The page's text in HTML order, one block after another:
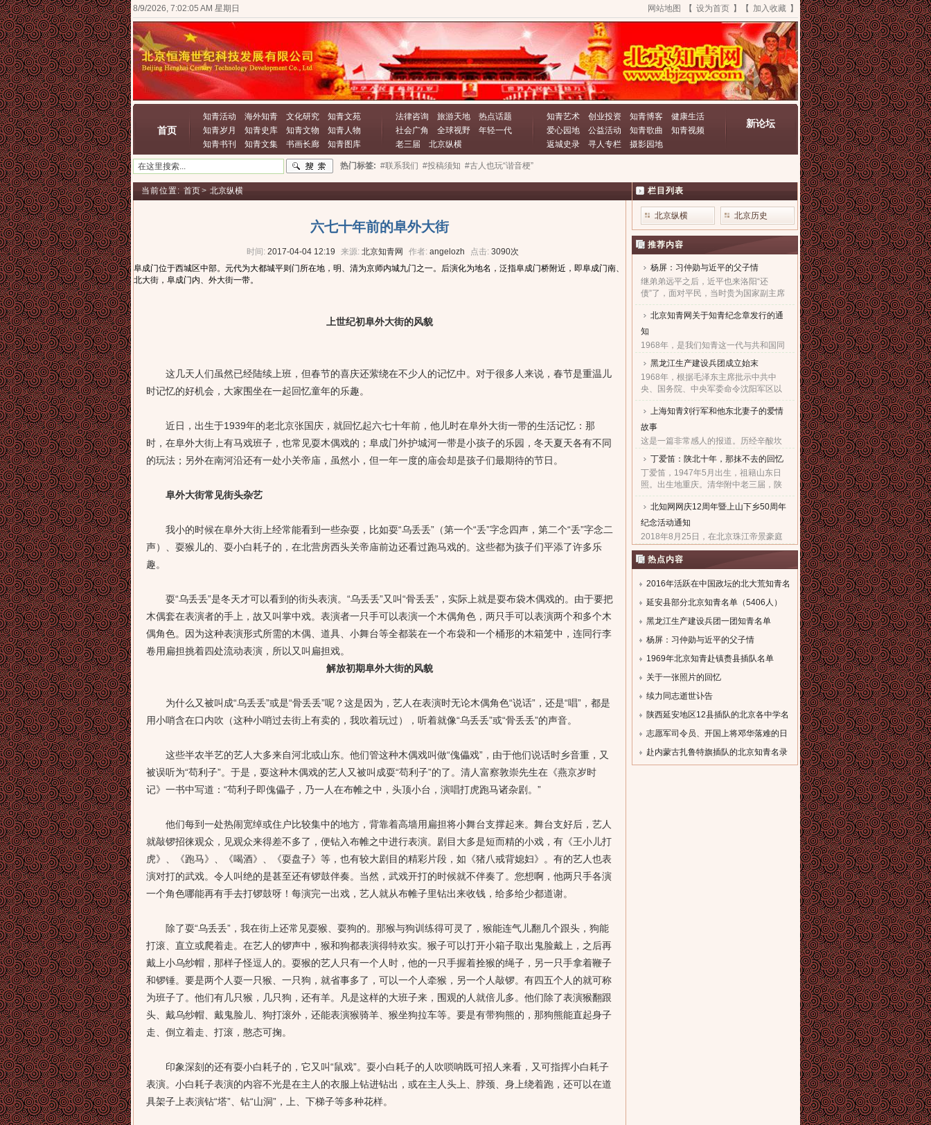
8/9/2026, 7:02:06 AM 星期日 网站地图 【 设为首页 】【 加入收藏 】
首页
知青活动 海外知青 文化研究
知青文苑
知青岁月
知青史库 知青文物
知青人物
知青书刊
知青文集 书画长廊 知青图库
法律咨询 旅游天地
热点话题
社会广角
全球视野
年轻一代
老三届
北京纵横
知青艺术 创业投资 知青博客
健康生活
爱心园地
公益活动 知青歌曲
知青视频
返城史录
寻人专栏 摄影园地
新论坛
热门标签: #联系我们 #投稿须知 #古人也玩“谐音梗”
当前位置: 首页> 北京纵横
六七十年前的阜外大街
时间: 2017-04-04 12:19 来源: 北京知青网 作者: angelozh 点击: 3090次
阜成门位于西城区中部。元代为大都城平则门所在地，明、清为京师内城九门之一。后演化为地名，泛指阜成门桥附近，即阜成门南、
北大街，阜成门内、外大街一带。
上世纪初阜外大街的风貌
这几天人们虽然已经陆续上班，但春节的喜庆还萦绕在不少人的记忆中。对于很多人来说，春节是重温儿
时记忆的好机会，大家围坐在一起回忆童年的乐趣。
近日，出生于1939年的老北京张国庆，就回忆起六七十年前，他儿时在阜外大街一带的生活记忆：那
时，在阜外大街上有马戏班子，也常见耍木偶戏的；阜成门外护城河一带是小孩子的乐园，冬天夏天各有不同
的玩法；另外在南河沿还有一处小关帝庙，虽然小，但一年一度的庙会却是孩子们最期待的节日。
阜外大街常见街头杂艺
我小的时候在阜外大街上经常能看到一些杂耍，比如耍“乌丢丢”（第一个“丢”字念四声，第二个“丢”字念二
声）、耍猴儿的、耍小白耗子的，在北营房西头关帝庙前边还看过跑马戏的。这些都为孩子们平添了许多乐
趣。
耍“乌丢丢”是冬天才可以看到的街头表演。“乌丢丢”又叫“骨丢丢”，实际上就是耍布袋木偶戏的。由于要把
木偶套在表演者的手上，故又叫掌中戏。表演者一只手可以表演一个木偶角色，两只手可以表演两个和多个木
偶角色。因为这种表演形式所需的木偶、道具、小舞台等全都装在一个布袋和一个桶形的木箱笼中，连同行李
卷用扁担挑着四处流动表演，所以又叫扁担戏。
解放初期阜外大街的风貌
为什么又被叫成“乌丢丢”或是“骨丢丢”呢？这是因为，艺人在表演时无论木偶角色“说话”，还是“唱”，都是
用小哨含在口内吹（这种小哨过去街上有卖的，我吹着玩过），听着就像“乌丢丢”或“骨丢丢”的声音。
这些半农半艺的艺人大多来自河北或山东。他们管这种木偶戏叫做“傀儡戏”，由于他们说话时乡音重，又
被误听为“苟利子”。于是，耍这种木偶戏的艺人又被叫成耍“苟利子”的了。清人富察敦崇先生在《燕京岁时
记》一书中写道：“苟利子即傀儡子，乃一人在布帷之中，头顶小台，演唱打虎跑马诸杂剧。”
他们每到一处热闹宽绰或住户比较集中的地方，背靠着高墙用扁担将小舞台支撑起来。舞台支好后，艺人
就敲锣招徕观众，见观众来得差不多了，便钻入布帷之中进行表演。剧目大多是短而精的小戏，有《王小儿打
虎》、《跑马》、《喝酒》、《耍盘子》等，也有较大剧目的精彩片段，如《猪八戒背媳妇》。有的艺人也表
演对打的武戏。令人叫绝的是甚至还有锣鼓伴奏。当然，武戏开打的时候就不伴奏了。您想啊，他两只手各演
一个角色哪能再有手去打锣鼓呀！每演完一出戏，艺人就从布帷子里钻出来收钱，给多给少都道谢。
除了耍“乌丢丢”，我在街上还常见耍猴、耍狗的。那猴与狗训练得可灵了，猴能连气儿翻几个跟头，狗能
打滚、直立或爬着走。在艺人的锣声中，猴和狗都表演得特欢实。猴子可以打开小箱子取出鬼脸戴上，之后再
戴上小乌纱帽，那样子怪逗人的。耍猴的艺人只有一个人时，他的一只手握着拴猴的绳子，另一只手拿着鞭子
和锣锤。要是两个人耍一只猴、一只狗，就省事多了，可以一个人牵猴，另一个人敲锣。有四五个人的就可称
为班子了。他们有几只猴，几只狗，还有羊。凡是这样的大班子来，围观的人就倍儿多。他们除了表演猴翻跟
头、戴乌纱帽、戴鬼脸儿、狗打滚外，还能表演猴骑羊、猴坐狗拉车等。要是有带狗熊的，那狗熊能直起身子
走、倒立着走、打滚，憨态可掬。
印象深刻的还有耍小白耗子的，它又叫“鼠戏”。耍小白耗子的人吹唢呐既可招人来看，又可指挥小白耗子
表演。小白耗子表演的内容不光是在主人的衣服上钻进钻出，或在主人头上、脖颈、身上绕着跑，还可以在道
具架子上表演钻“塔”、钻“山洞”，上、下梯子等多种花样。
栏目列表
北京纵横 北京历史
推荐内容
杨屏：习仲勋与近平的父子情
继弟弟远平之后，近平也来洛阳“还
债”了，面对平民，当时贵为国家副主席
的他，几乎90度的庄严一躬，鞠出了习
家父子对天下老百姓的良心！也鞠出了
习仲勋与近平撼人心魄的父......
北京知青网关于知青纪念章发行的通
知
1968年，是我们知青这一代与共和国同
命运共前进的同龄人值得隆重纪念的一
年。因为，知青这个在特殊历史时期产
生的特殊群体，在共和国发展的史册
上，以自己的青春、热血和忠......
黑龙江生产建设兵团成立始末
1968年，根据毛泽东主席批示中共中
央、国务院、中央军委命令沈阳军区以
原东北农垦总局所属农场为基础，组建
黑龙江生产建设兵团，在黑龙江省边境
地区执行“屯垦戍边”任务。......
上海知青刘行军和他东北妻子的爱情
故事
这是一篇非常感人的报道。历经辛酸坎
坷，终于同18年前的爱人生活到了一
起，黑龙江省五大连池市女子王亚文和
知青刘行军之间的动人爱情故事，演绎
了生活版的“小芳的故事”。......
丁爱笛：陕北十年，那抹不去的回忆
丁爱笛，1947年5月出生，祖籍山东日
照。出生地重庆。清华附中老三届，陕
北延川插队十年，做过四年生产队长，
四年大队书记兼公社副书记。1978年恢
复高考进入上海工业大学。现......
北知网网庆12周年暨上山下乡50周年
纪念活动通知
2018年8月25日，在北京珠江帝景豪庭
酒店二楼举办盛大隆重的“庆祝北京知青
网成立十二周年暨纪念上山下乡五十周
年文艺联欢会”。热烈欢迎广大知青朋友
参加。...
热点内容
2016年活跃在中国政坛的北大荒知青名
单
[field:description
function='cn_substr(@me,80)'/]...
延安县部分北京知青名单（5406人）
[field:description
function='cn_substr(@me,80)'/]...
黑龙江生产建设兵团一团知青名单
（一）
[field:description
function='cn_substr(@me,80)'/]...
杨屏：习仲勋与近平的父子情
[field:description
function='cn_substr(@me,80)'/]...
1969年北京知青赴镇赉县插队名单
[field:description
function='cn_substr(@me,80)'/]...
关于一张照片的回忆
[field:description
function='cn_substr(@me,80)'/]...
续力同志逝世讣告
[field:description
function='cn_substr(@me,80)'/]...
陕西延安地区12县插队的北京各中学名
录
[field:description
志愿军司令员、开国上将邓华落难的日
子
赴内蒙古扎鲁特旗插队的北京知青名录